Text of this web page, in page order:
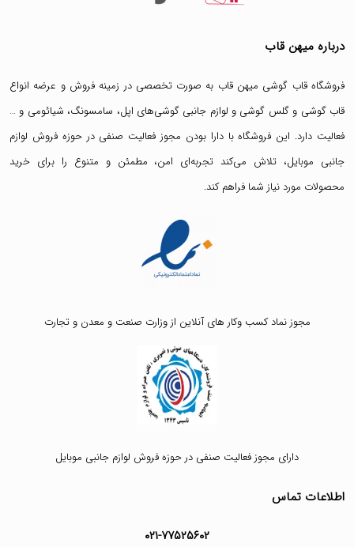
درباره میهن قاب
فروشگاه قاب گوشی میهن قاب به صورت تخصصی در زمینه فروش و عرضه انواع
قاب گوشی وگلس گوشی و لوازم جانبی گوشی‌های اپل، سامسونگ، شیائومی و …
فعالیت دارد. این فروشگاه با دارا بودن مجوز فعالیت صنفی در حوزه فروش لوازم
جانبی موبایل، تلاش می‌کند تجربه‌ای امن، مطمئن و متنوع را برای خرید
محصولات مورد نیاز شما فراهم کند.
مجوز نماد کسب وکار های آنلاین از وزارت صنعت و معدن و تجارت
دارای مجوز فعالیت صنفی در حوزه فروش لوازم جانبی موبایل
اطلاعات تماس
۰۲۱-۷۷۵۲۵۶۰۲